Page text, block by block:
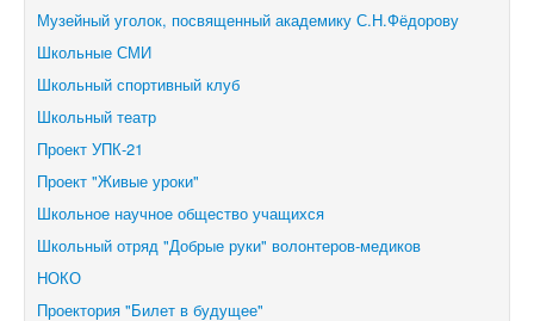
Музейный уголок, посвященный академику С.Н.Фёдорову
Школьные СМИ
Школьный спортивный клуб
Школьный театр
Проект УПК-21
Проект "Живые уроки"
Школьное научное общество учащихся
Школьный отряд "Добрые руки" волонтеров-медиков
НОКО
Проектория "Билет в будущее"